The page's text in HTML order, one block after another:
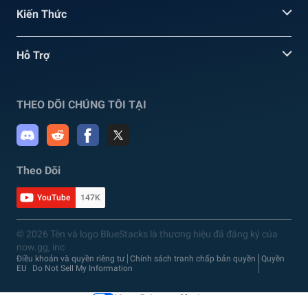
Kiến Thức
Hỗ Trợ
THEO DÕI CHÚNG TÔI TẠI
Theo Dõi
YouTube 147K
© 2026 Tên và logo BlueStacks là thương hiệu đã đăng ký của
now.gg, inc
Điều khoản và quyền riêng tư Chính sách tranh chấp bản quyền
Quyền
EU
Do Not Sell My Information